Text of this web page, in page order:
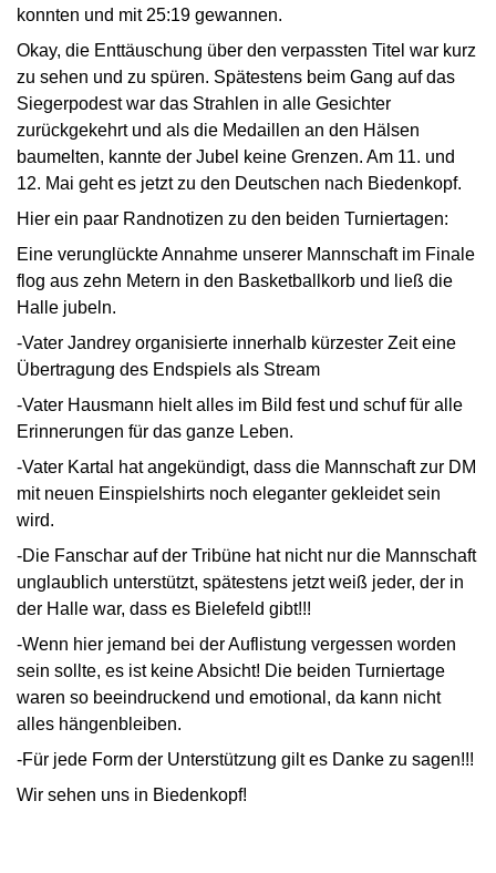
konnten und mit 25:19 gewannen.
Okay, die Enttäuschung über den verpassten Titel war kurz
zu sehen und zu spüren. Spätestens beim Gang auf das
Siegerpodest war das Strahlen in alle Gesichter
zurückgekehrt und als die Medaillen an den Hälsen
baumelten, kannte der Jubel keine Grenzen. Am 11. und
12. Mai geht es jetzt zu den Deutschen nach Biedenkopf.
Hier ein paar Randnotizen zu den beiden Turniertagen:
Eine verunglückte Annahme unserer Mannschaft im Finale
flog aus zehn Metern in den Basketballkorb und ließ die
Halle jubeln.
-Vater Jandrey organisierte innerhalb kürzester Zeit eine
Übertragung des Endspiels als Stream
-Vater Hausmann hielt alles im Bild fest und schuf für alle
Erinnerungen für das ganze Leben.
-Vater Kartal hat angekündigt, dass die Mannschaft zur DM
mit neuen Einspielshirts noch eleganter gekleidet sein
wird.
-Die Fanschar auf der Tribüne hat nicht nur die Mannschaft
unglaublich unterstützt, spätestens jetzt weiß jeder, der in
der Halle war, dass es Bielefeld gibt!!!
-Wenn hier jemand bei der Auflistung vergessen worden
sein sollte, es ist keine Absicht! Die beiden Turniertage
waren so beeindruckend und emotional, da kann nicht
alles hängenbleiben.
-Für jede Form der Unterstützung gilt es Danke zu sagen!!!
Wir sehen uns in Biedenkopf!